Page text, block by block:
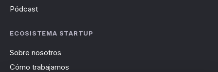
Pódcast
ECOSISTEMA STARTUP
Sobre nosotros
Cómo trabajamos